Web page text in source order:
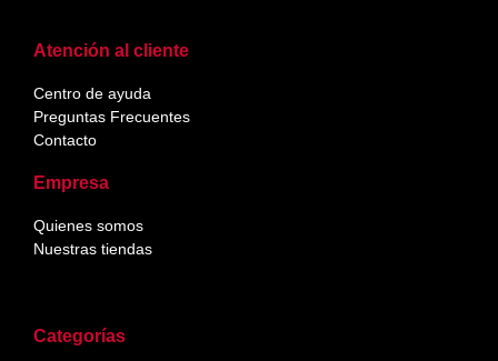
Categorías
Atención al cliente
Centro de ayuda
Preguntas Frecuentes
Contacto
Empresa
Quienes somos
Nuestras tiendas